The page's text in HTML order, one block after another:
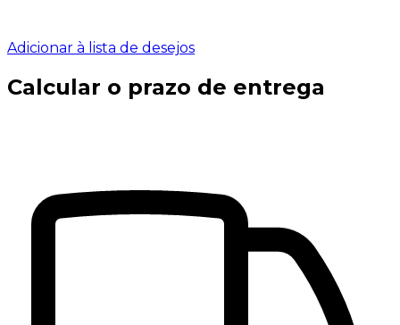
Adicionar à lista de desejos
Calcular o prazo de entrega